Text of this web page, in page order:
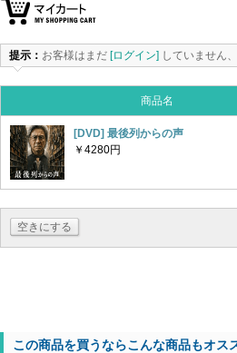
提示： お客様はまだ [ログイン] していません
商品名
[DVD] 最後列からの声
￥4280円
空きにする
この商品を買うならこんな商品もオス